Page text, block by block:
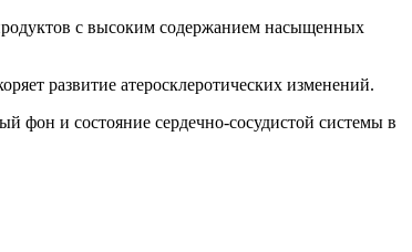
с высоким содержанием насыщенных
развитие атеросклеротических изменений.
фон и состояние сердечно-сосудистой системы в